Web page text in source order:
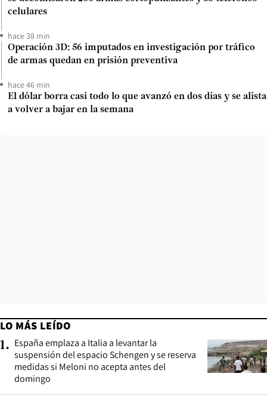
celulares
hace 38 min
Operación 3D: 56 imputados en investigación por tráfico
de armas quedan en prisión preventiva
hace 46 min
El dólar borra casi todo lo que avanzó en dos días y se alista
a volver a bajar en la semana
LO MÁS LEÍDO
1. España emplaza a Italia a levantar la
suspensión del espacio Schengen y se reserva
medidas si Meloni no acepta antes del
domingo